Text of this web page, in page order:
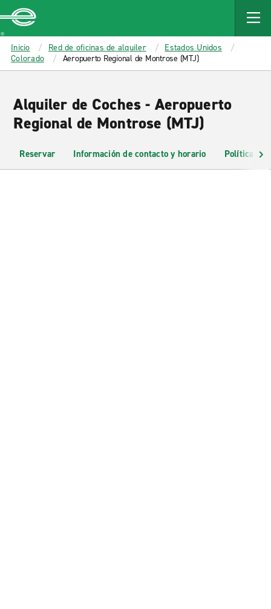
MAIN
CONTENT
Enterprise
Inicio Red de oficinas de alquiler
Estados Unidos
Colorado
Aeropuerto Regional de Montrose (MTJ)
Alquiler de Coches - Aeropuerto
Regional de Montrose (MTJ)
Reservar Información de contacto y horario Políticas